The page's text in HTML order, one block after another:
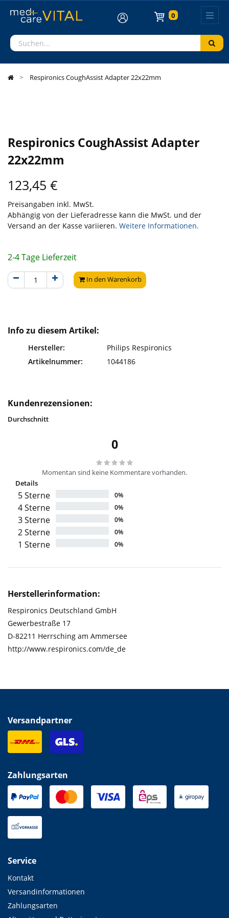
0
Respironics CoughAssist Adapter 22x22mm
Respironics CoughAssist Adapter
22x22mm
123,45 €
Preisangaben inkl. MwSt.
Abhängig von der Lieferadresse kann die MwSt. und der
Versand an der Kasse variieren. Weitere Informationen.
2-4 Tage Lieferzeit
In den Warenkorb
Info zu diesem Artikel:
Hersteller:
Philips Respironics
Artikelnummer:
1044186
Kundenrezensionen:
Durchschnitt
0
Momentan sind keine Kommentare vorhanden.
Details
5 Sterne 0%
4 Sterne 0%
3 Sterne 0%
2 Sterne 0%
1 Sterne 0%
Herstellerinformation:
Respironics Deutschland GmbH
Gewerbestraße 17
D-82211 Herrsching am Ammersee
http://www.respironics.com/de_de
Versandpartner
Zahlungsarten
Service
Kontakt
Versandinformationen
Zahlungsarten